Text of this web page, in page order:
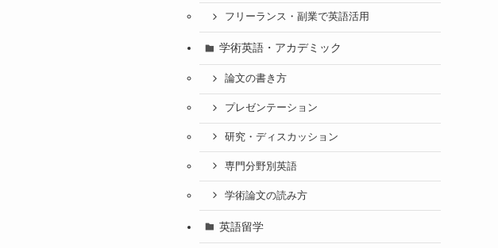
フリーランス・副業で英語活用
学術英語・アカデミック
論文の書き方
プレゼンテーション
研究・ディスカッション
専門分野別英語
学術論文の読み方
英語留学